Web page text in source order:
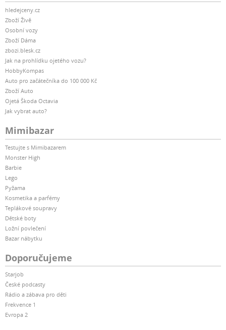
hledejceny.cz
Zboží Živě
Osobní vozy
Zboží Dáma
zbozi.blesk.cz
Jak na prohlídku ojetého vozu?
HobbyKompas
Auto pro začátečníka do 100 000 Kč
Zboží Auto
Ojetá Škoda Octavia
Jak vybrat auto?
Mimibazar
Testujte s Mimibazarem
Monster High
Barbie
Lego
Pyžama
Kosmetika a parfémy
Teplákové soupravy
Dětské boty
Ložní povlečení
Bazar nábytku
Doporučujeme
Starjob
České podcasty
Rádio a zábava pro děti
Frekvence 1
Evropa 2